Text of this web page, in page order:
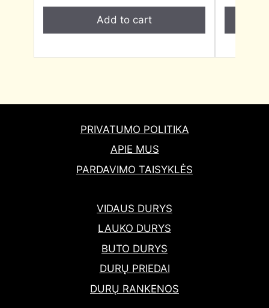
Add to cart
PRIVATUMO POLITIKA
APIE MUS
PARDAVIMO TAISYKLĖS
VIDAUS DURYS
LAUKO DURYS
BUTO DURYS
DURŲ PRIEDAI
DURŲ RANKENOS